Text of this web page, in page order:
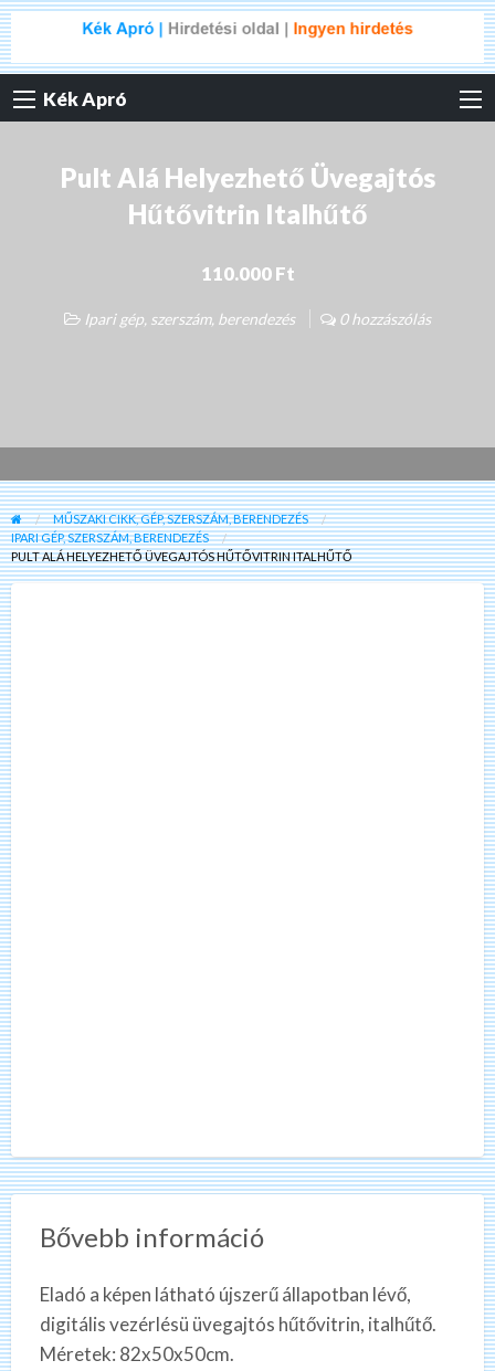
Kék Apró
Pult Alá Helyezhető Üvegajtós
Hűtővitrin Italhűtő
110.000 Ft
Ipari gép, szerszám, berendezés 0 hozzászólás
MŰSZAKI CIKK, GÉP, SZERSZÁM, BERENDEZÉS
IPARI GÉP, SZERSZÁM, BERENDEZÉS
PULT ALÁ HELYEZHETŐ ÜVEGAJTÓS HŰTŐVITRIN ITALHŰTŐ
Bővebb információ
Eladó a képen látható újszerű állapotban lévő,
digitális vezérlésü üvegajtós hűtővitrin, italhűtő.
Méretek: 82x50x50cm.